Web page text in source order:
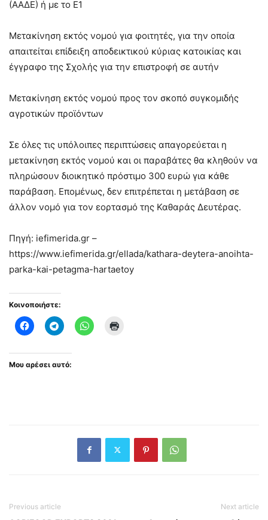
(ΑΑΔΕ) ή με το Ε1
Μετακίνηση εκτός νομού για φοιτητές, για την οποία
απαιτείται επίδειξη αποδεικτικού κύριας κατοικίας και
έγγραφο της Σχολής για την επιστροφή σε αυτήν
Μετακίνηση εκτός νομού προς τον σκοπό συγκομιδής
αγροτικών προϊόντων
Σε όλες τις υπόλοιπες περιπτώσεις απαγορεύεται η
μετακίνηση εκτός νομού και οι παραβάτες θα κληθούν να
πληρώσουν διοικητικό πρόστιμο 300 ευρώ για κάθε
παράβαση. Επομένως, δεν επιτρέπεται η μετάβαση σε
άλλον νομό για τον εορτασμό της Καθαράς Δευτέρας.
Πηγή: iefimerida.gr –
https://www.iefimerida.gr/ellada/kathara-deytera-anoihta-
parka-kai-petagma-hartaetoy
Κοινοποιήστε:
Μου αρέσει αυτό:
Previous article Next article